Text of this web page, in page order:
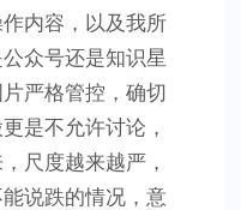
内容，以及我所
众号还是知识星
严格管控，确切
是不允许讨论，
尺度越来越严，
说跌的情况，意